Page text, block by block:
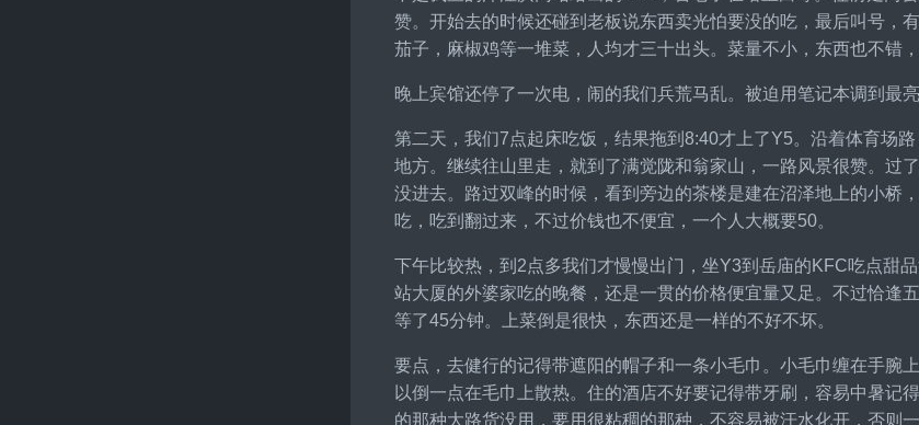
赞。开始去的时候还碰到老板说东西卖光怕要没的吃，最后叫号，
茄子，麻椒鸡等一堆菜，人均才三十出头。菜量不小，东西也不错，
晚上宾馆还停了一次电，闹的我们兵荒马乱。被迫用笔记本调到最
第二天，我们7点起床吃饭，结果拖到8:40才上了Y5。沿着体育场
地方。继续往山里走，就到了满觉陇和翁家山，一路风景很赞。过
没进去。路过双峰的时候，看到旁边的茶楼是建在沼泽地上的小桥
吃，吃到翻过来，不过价钱也不便宜，一个人大概要50。
下午比较热，到2点多我们才慢慢出门，坐Y3到岳庙的KFC吃点甜
站大厦的外婆家吃的晚餐，还是一贯的价格便宜量又足。不过恰逢
等了45分钟。上菜倒是很快，东西还是一样的不好不坏。
要点，去健行的记得带遮阳的帽子和一条小毛巾。小毛巾缠在手腕
以倒一点在毛巾上散热。住的酒店不好要记得带牙刷，容易中暑记
的那种大路货没用，要用很粘稠的那种，不容易被汗水化开，否则